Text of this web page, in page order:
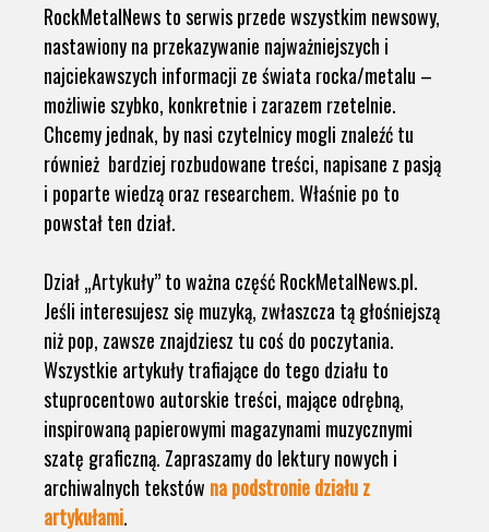
RockMetalNews to serwis przede wszystkim newsowy,
nastawiony na przekazywanie najważniejszych i
najciekawszych informacji ze świata rocka/metalu –
możliwie szybko, konkretnie i zarazem rzetelnie.
Chcemy jednak, by nasi czytelnicy mogli znaleźć tu
również bardziej rozbudowane treści, napisane z pasją
i poparte wiedzą oraz researchem. Właśnie po to
powstał ten dział.
Dział „Artykuły” to ważna część RockMetalNews.pl.
Jeśli interesujesz się muzyką, zwłaszcza tą głośniejszą
niż pop, zawsze znajdziesz tu coś do poczytania.
Wszystkie artykuły trafiające do tego działu to
stuprocentowo autorskie treści, mające odrębną,
inspirowaną papierowymi magazynami muzycznymi
szatę graficzną. Zapraszamy do lektury nowych i
archiwalnych tekstów na podstronie działu z
artykułami.